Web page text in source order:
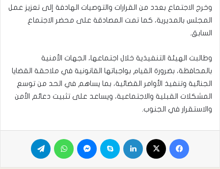
وخرج الاجتماع بعدد من القرارات والتوصيات الهادفة إلى تعزيز عمل
المجلس بالمديرية، كما تمت المصادقة على محضر الاجتماع
السابق.
وطالبت الهيئة التنفيذية خلال اجتماعها، الجهات الأمنية
بالمحافظة، بضرورة القيام بواجباتها القانونية في ملاحقة القضايا
الجنائية وتنفيذ الأوامر القضائية، بما يساهم في الحد من توسع
المشكلات القبلية والاجتماعية، ويساعد على تثبيت دعائم الأمن
والاستقرار في الجنوب.